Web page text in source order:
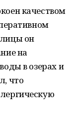
качеством
он
на
в озерах и
что